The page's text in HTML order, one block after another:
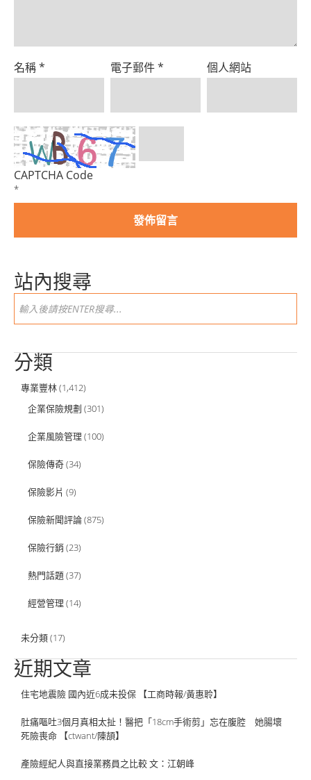
名稱* 電子郵件* 個人網站
CAPTCHA Code
*
站內搜尋
分類
專業豐林(1,412)
企業保險規劃 (301)
企業風險管理 (100)
保險傳奇(34)
保險影片 (9)
保險新聞評論(875)
保險行銷 (23)
熱門話題(37)
經營管理 (14)
未分類(17)
近期文章
住宅地震險 國內近6成未投保 【工商時報/黃惠聆】
肚痛嘔吐3個月真相太扯！醫把「18cm手術剪」忘在腹腔 她腸壞
死險喪命 【ctwant/陳頡】
產險經紀人與直接業務員之比較 文：江朝峰